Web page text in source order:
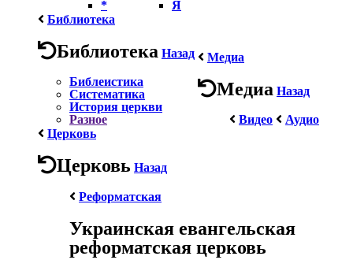
*
Я
Библиотека
Библиотека Назад
Библеистика
Систематика
История церкви
Разное
Медиа
Медиа Назад
Видео
Аудио
Церковь
Церковь Назад
Реформатская
Украинская евангельская
реформатская церковь